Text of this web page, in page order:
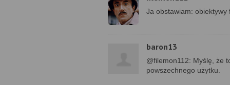
Ja obstawiam:
baron13
@filemon112: Myślę, że
powszechnego użytku.